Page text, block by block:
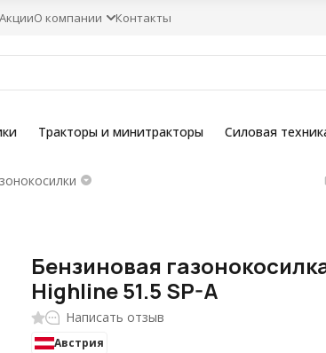
АкцииО компании Контакты
Тракторы и минитракторы Силовая
Бензиновая
Highline 51.5 SP-A
Написать отзыв
Австрия